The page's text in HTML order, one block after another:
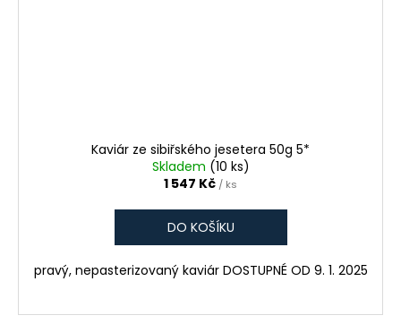
Kaviár ze sibiřského jesetera 50g 5*
Skladem (10 ks)
1 547 Kč / ks
DO KOŠÍKU
pravý, nepasterizovaný kaviár DOSTUPNÉ OD 9. 1. 2025